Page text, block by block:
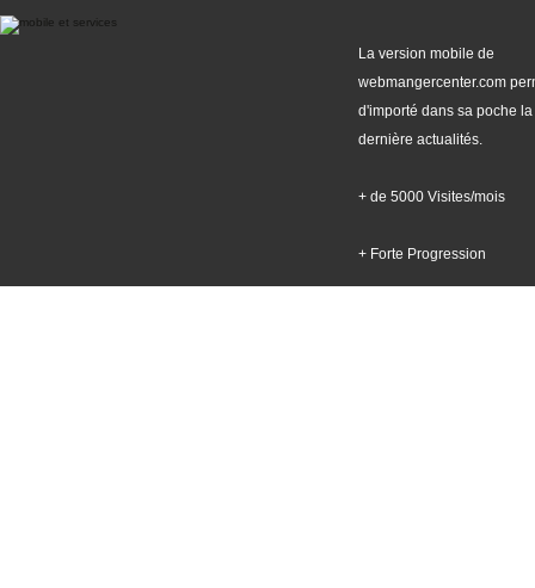
La version mobile de
webmangercenter.com
d'importé dans sa poche la
dernière actualités.
+ de 5000 Visites/mois
+ Forte Progression